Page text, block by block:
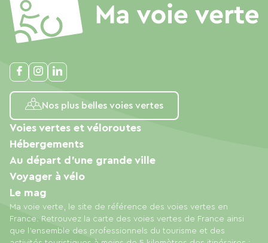
Nos plus belles voies vertes
Ma voie verte, le site de référence des voies vertes en
France. Retrouvez la carte des voies vertes de France ainsi
que l'ensemble des professionnels du tourisme et des
Voies vertes et véloroutes
Hébergements
Au départ d'une grande ville
Voyager à vélo
Le mag